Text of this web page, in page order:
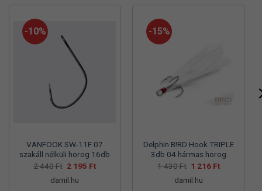
-10%
VANFOOK SW-11F 07
szakáll nélküli horog 16db
2 440Ft Original
was:
2 195 FtCurrent
damil.hu
-15%
Delphin B!RD Hook TRIPLE
3db 04 hármas horog
1 430Ft Original
was:
1 216 FtCurrent
damil.hu